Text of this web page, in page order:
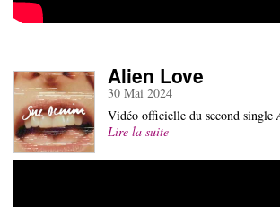
Alien Love
30 Mai 2024
Vidéo officielle du second single
Lire la suite